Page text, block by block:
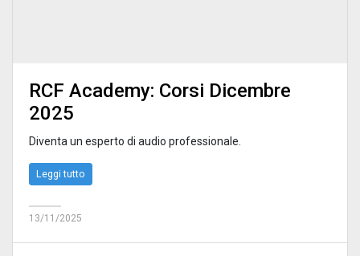
RCF Academy: Corsi Dicembre
2025
Diventa un esperto di audio professionale.
Leggi tutto
13/11/2025